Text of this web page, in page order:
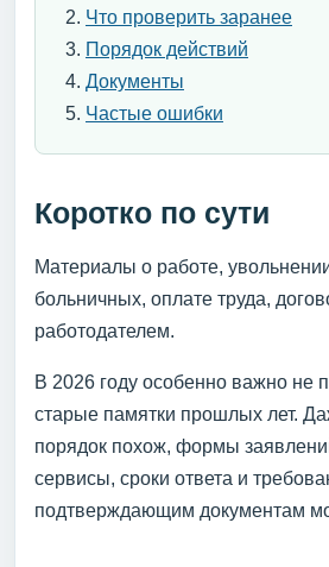
Что проверить заранее
Порядок действий
Документы
Частые ошибки
Коротко по сути
Материалы о работе,
больничных, оплате труда,
работодателем.
В 2026 году особенно важно не
старые памятки прошлых лет.
порядок похож, формы
сервисы, сроки ответа и
подтверждающим документам